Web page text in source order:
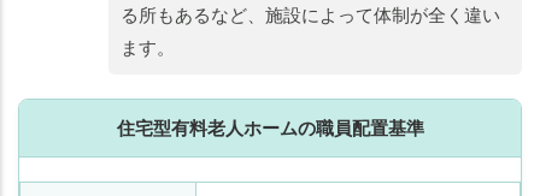
る所もあるなど、施設によって体制が全く違い
ます。
住宅型有料老人ホームの職員配置基準